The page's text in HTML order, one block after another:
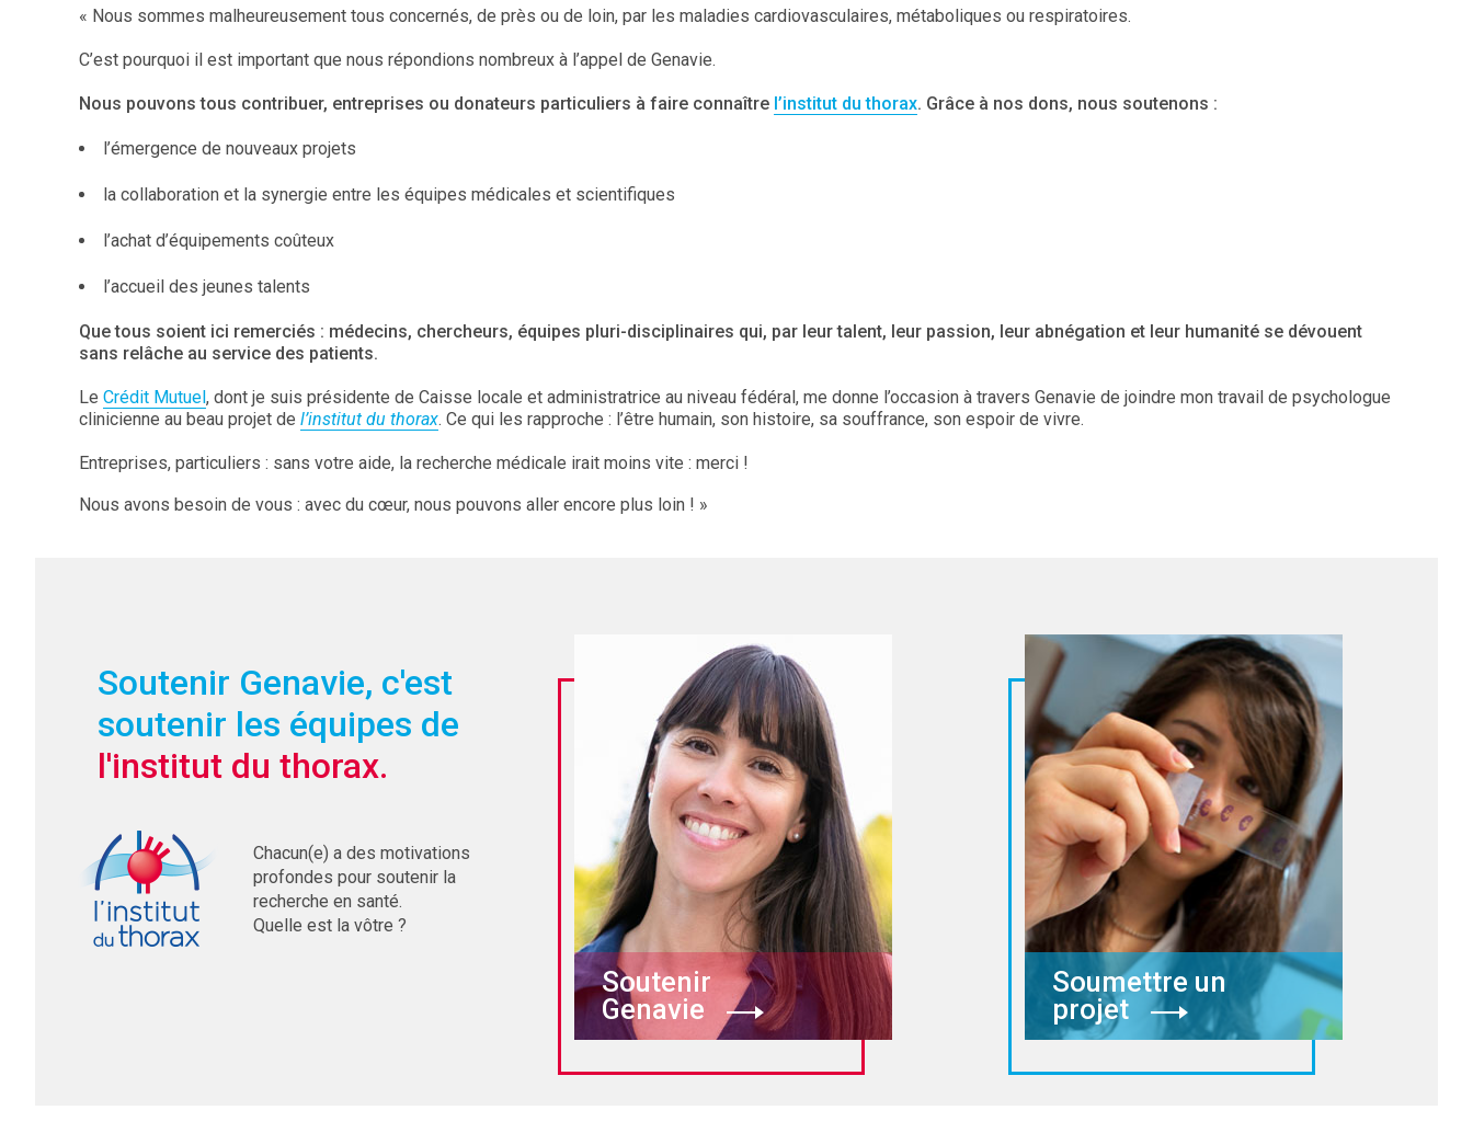
« Nous sommes malheureusement tous concernés, de près ou de loin, par les maladies cardiovasculaires, métaboliques ou respiratoires.
C’est pourquoi il est important que nous répondions nombreux à l’appel de Genavie.
Nous pouvons tous contribuer, entreprises ou donateurs particuliers à faire connaître l’institut du thorax. Grâce à nos dons, nous soutenons :
l’émergence de nouveaux projets
la collaboration et la synergie entre les équipes médicales et scientifiques
l’achat d’équipements coûteux
l’accueil des jeunes talents
Que tous soient ici remerciés : médecins, chercheurs, équipes pluri-disciplinaires qui, par leur talent, leur passion, leur abnégation et leur humanité se dévouent
sans relâche au service des patients.
Le Crédit Mutuel, dont je suis présidente de Caisse locale et administratrice au niveau fédéral, me donne l’occasion à travers Genavie de joindre mon travail de psychologue
clinicienne au beau projet de l’institut du thorax. Ce qui les rapproche : l’être humain, son histoire, sa souffrance, son espoir de vivre.
Entreprises, particuliers : sans votre aide, la recherche médicale irait moins vite : merci !
Nous avons besoin de vous : avec du cœur, nous pouvons aller encore plus loin ! »
Soutenir Genavie, c'est
soutenir les équipes de
l'institut du thorax.
Chacun(e) a des motivations
profondes pour soutenir la
recherche en santé.
Quelle est la vôtre ?
Soutenir
Genavie
Soumettre un
projet